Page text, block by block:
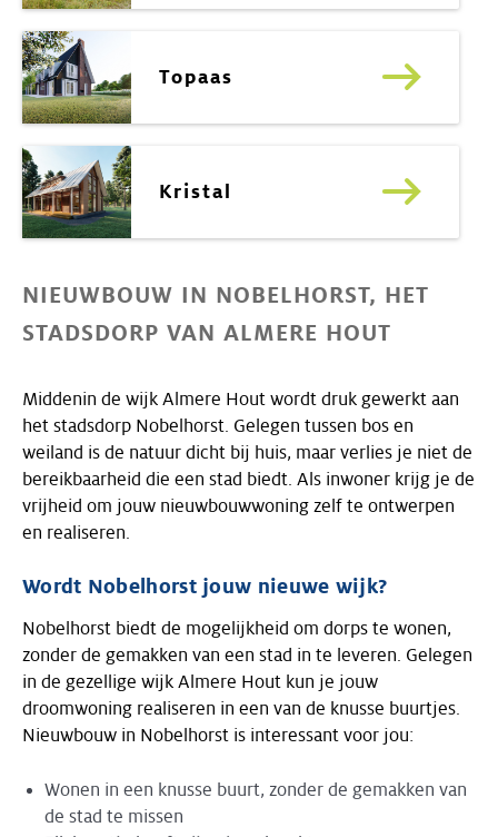
Topaas
Kristal
NIEUWBOUW IN NOBELHORST, HET
STADSDORP VAN ALMERE HOUT
Middenin de wijk Almere Hout wordt druk gewerkt aan
het stadsdorp Nobelhorst. Gelegen tussen bos en
weiland is de natuur dicht bij huis, maar verlies je niet de
bereikbaarheid die een stad biedt. Als inwoner krijg je de
vrijheid om jouw nieuwbouwwoning zelf te ontwerpen
en realiseren.
Wordt Nobelhorst jouw nieuwe wijk?
Nobelhorst biedt de mogelijkheid om dorps te wonen,
zonder de gemakken van een stad in te leveren. Gelegen
in de gezellige wijk Almere Hout kun je jouw
droomwoning realiseren in een van de knusse buurtjes.
Nieuwbouw in Nobelhorst is interessant voor jou:
Wonen in een knusse buurt, zonder de gemakken van
de stad te missen